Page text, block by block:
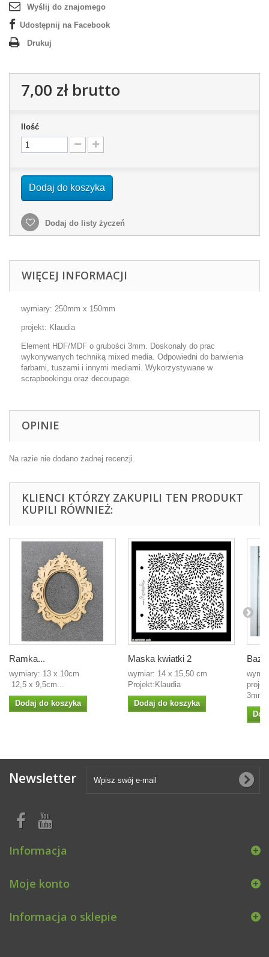
Wyślij do znajomego
Udostępnij na Facebook
Drukuj
7,00 złbrutto
Ilość
Dodaj do koszyka
Dodaj do listy życzeń
WIĘCEJ INFORMACJI
wymiary: 250mm x 150mm
projekt: Klaudia
Element HDF/MDF o grubości 3mm. Doskonały do prac
wykonywanych techniką mixed media. Odpowiedni do barwienia
farbami, tuszami i innymi mediami. Wykorzystywane w
scrapbookingu oraz decoupage.
OPINIE
Na razie nie dodano żadnej recenzji.
KLIENCI KTÓRZY ZAKUPILI TEN PRODUKT
KUPILI RÓWNIEŻ:
Ramka...
wymiary: 13 x 10cm
12,5 x 9,5cm...
Dodaj do koszyka
Maska kwiatki 2
wymiar: 14 x 15,50 cm
Projekt:Klaudia
Dodaj do koszyka
3mm
Newsletter
Informacja
Moje konto
Informacja o sklepie